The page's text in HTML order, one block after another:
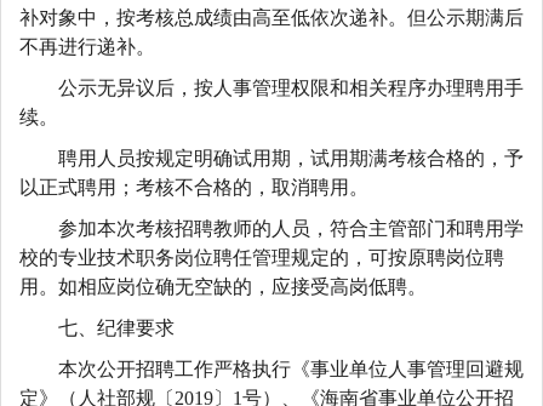
补对象中，按考核总成绩由高至低依次递补。但公示期满后
不再进行递补。
公示无异议后，按人事管理权限和相关程序办理聘用手
续。
聘用人员按规定明确试用期，试用期满考核合格的，予
以正式聘用；考核不合格的，取消聘用。
参加本次考核招聘教师的人员，符合主管部门和聘用学
校的专业技术职务岗位聘任管理规定的，可按原聘岗位聘
用。如相应岗位确无空缺的，应接受高岗低聘。
七、纪律要求
本次公开招聘工作严格执行《事业单位人事管理回避规
定》（人社部规〔2019〕1号）、《海南省事业单位公开招